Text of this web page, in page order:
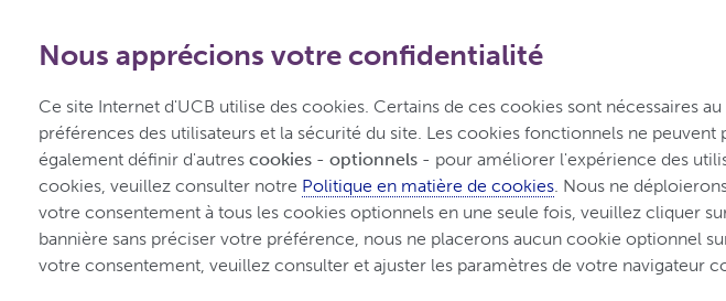
Bienvenue au programme
rhumatisme inflammatoire
Nous apprécions votre confidentialité
Ce site Internet d'UCB utilise des cookies. Certains de ces cookies sont nécessaires
préférences des utilisateurs et la sécurité du site. Les cookies fonctionnels ne
également définir d'autres cookies - optionnels - pour améliorer l'expérience des
cookies, veuillez consulter notre Politique en matière de cookies. Nous ne
votre consentement à tous les cookies optionnels en une seule fois, veuillez cliquer
bannière sans préciser votre préférence, nous ne placerons aucun cookie optionnel
votre consentement, veuillez consulter et ajuster les paramètres de votre navigateur